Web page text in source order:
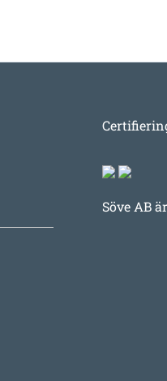
Söve AB